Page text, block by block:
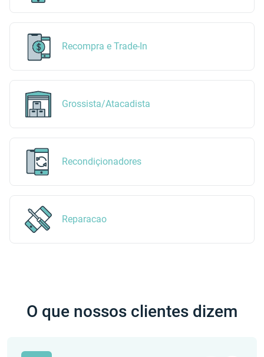
Recompra e Trade-In
Grossista/Atacadista
Recondiçionadores
Reparacao
O que nossos clientes dizem